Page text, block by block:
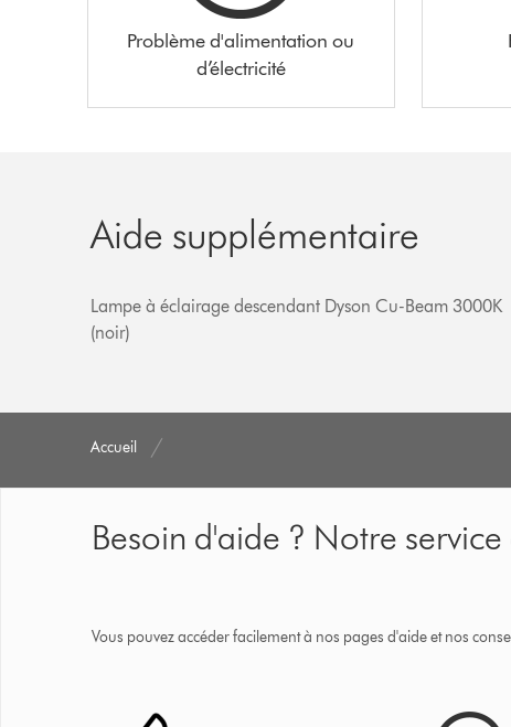
Problème d'alimentation ou
d’électricité
Aide supplémentaire
Lampe à éclairage descendant Dyson Cu-Beam 3000K
(noir)
Accueil
Besoin d'aide ? Notre
Vous pouvez accéder facilement à nos pages d'aide et nos